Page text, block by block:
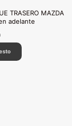
TRASERO MAZDA
adelante